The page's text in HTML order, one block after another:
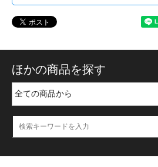
ほかの商品を探す